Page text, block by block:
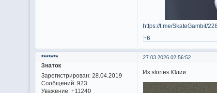
https://t.me/SkateGambit/
+6
27.03.2026 02:56:52
*******
Знаток
Зарегистрирован: 28.04.2019
Сообщений:923
Уважение: +11240
Из stories Юлии